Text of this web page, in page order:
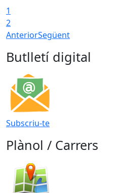
1
2
AnteriorSegüent
Butlletí digital
Subscriu-te
Plànol / Carrers